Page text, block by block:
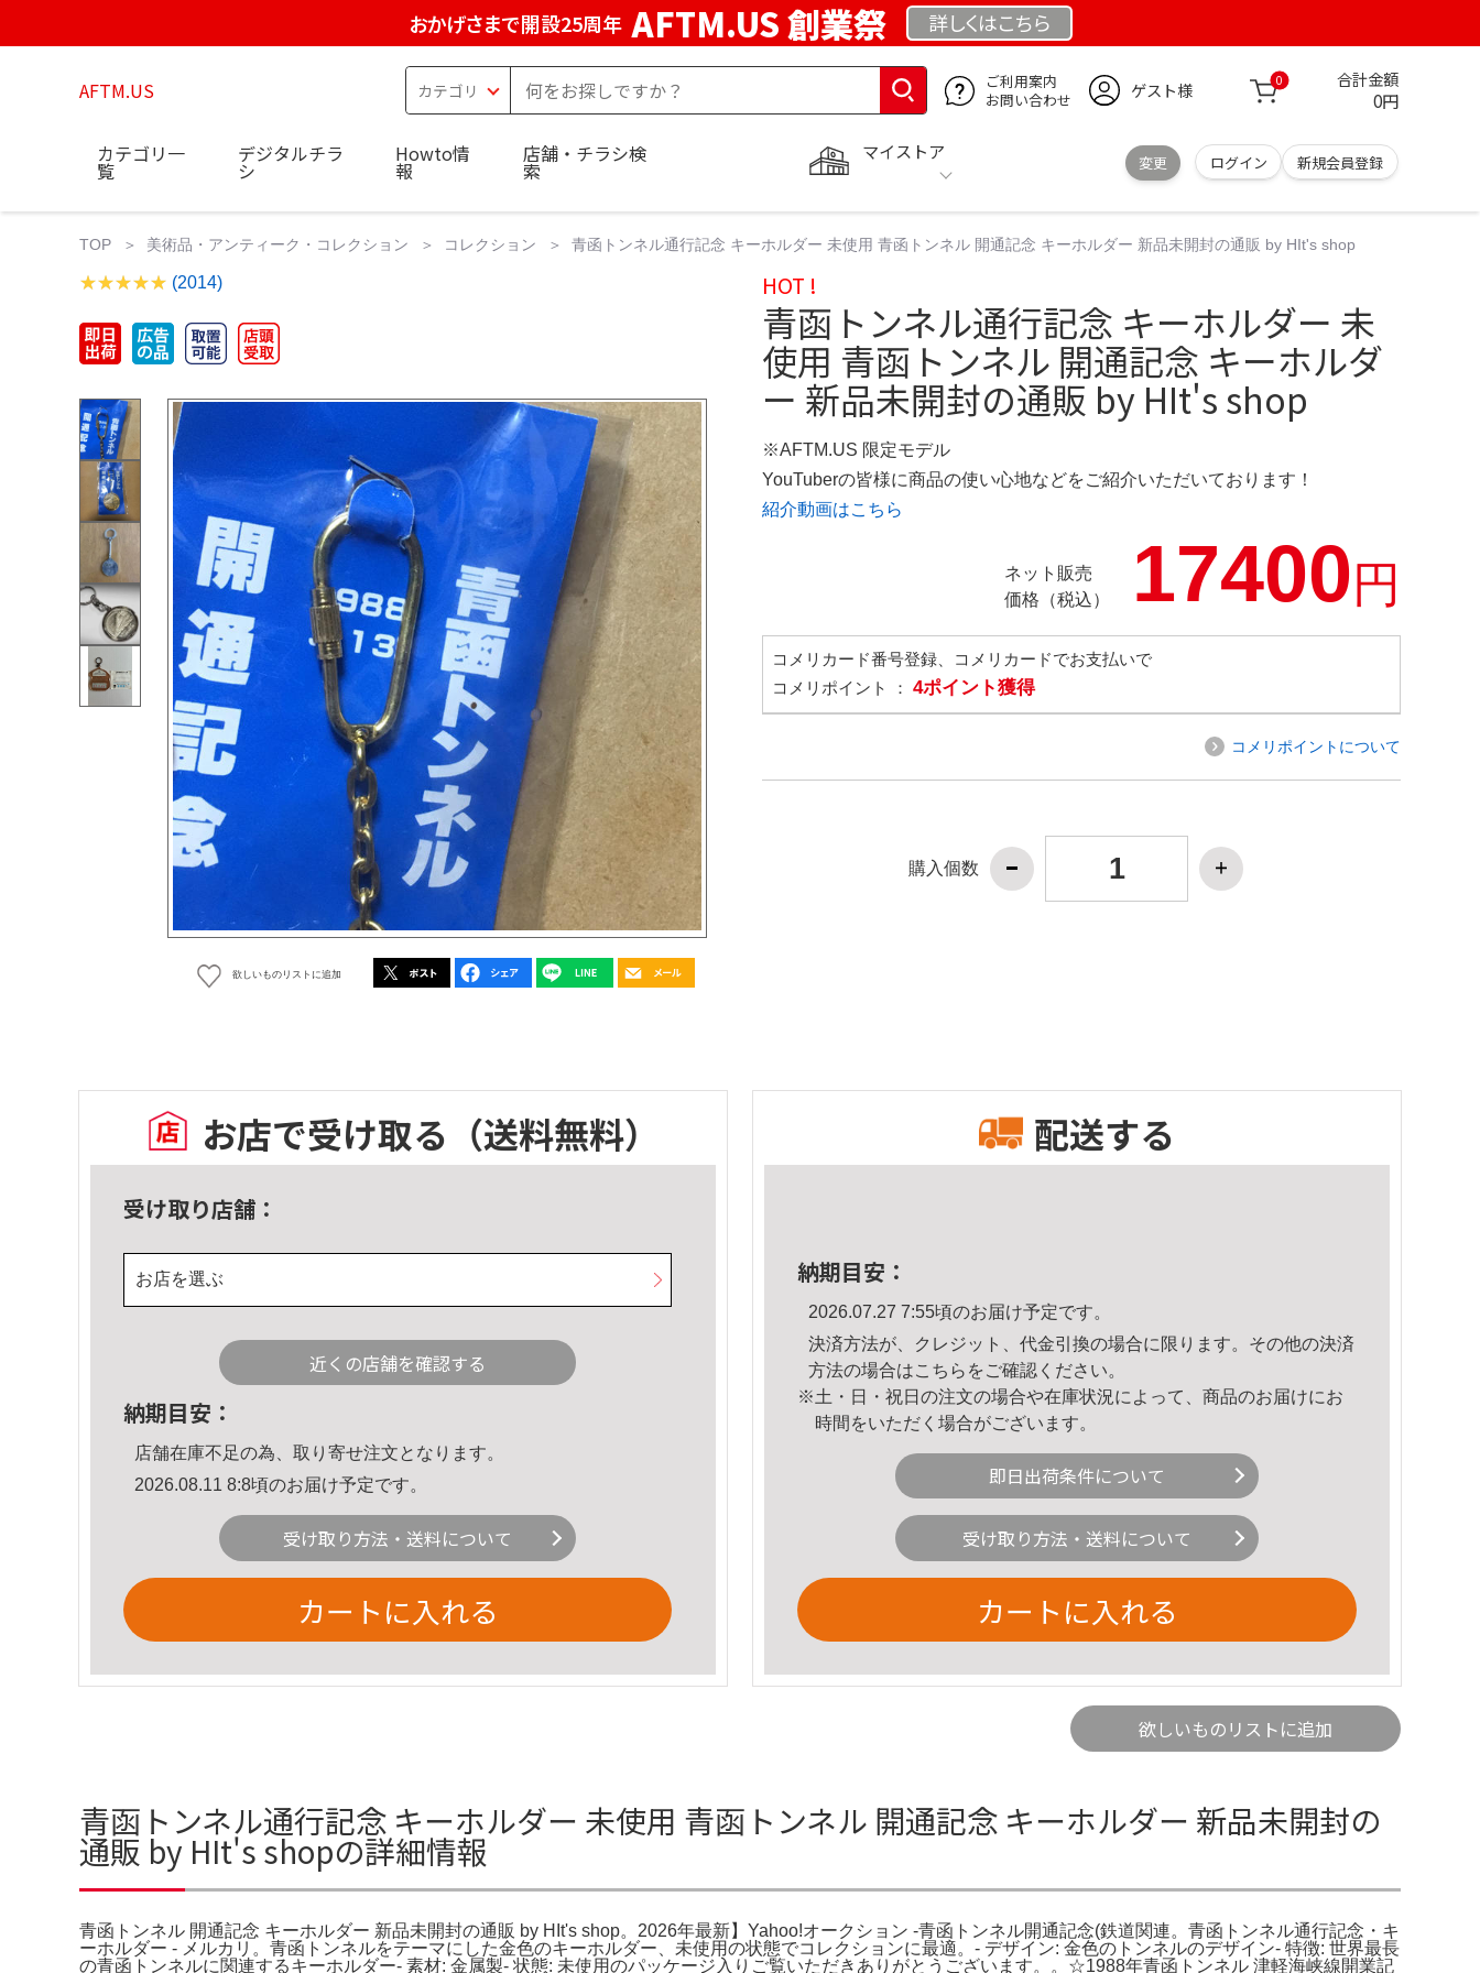
おかげさまで開設25周年 AFTM.US 創業祭 詳しくはこちら
AFTM.US
ご利用案内
お問い合わせ
ゲスト様 0 合計金額
0円
マイストア
変更 ログイン 新規会員登録
カテゴリ一
覧
デジタルチラ
シ
Howto情
報
店舗・チラシ検
索
TOP 美術品・アンティーク・コレクション コレクション 青函トンネル通行記念 キーホルダー 未使用 青函トンネル 開通記念 キーホルダー 新品未開封の通販 by HIt's shop
(2014)
欲しいものリストに追加
HOT !
青函トンネル通行記念 キーホルダー 未
使用 青函トンネル 開通記念 キーホルダ
ー 新品未開封の通販 by HIt's shop
※AFTM.US 限定モデル
YouTuberの皆様に商品の使い心地などをご紹介いただいております！
紹介動画はこちら
ネット販売
価格（税込）
17400円
コメリカード番号登録、コメリカードでお支払いで
コメリポイント ： 4ポイント獲得
コメリポイントについて
購入個数
お店で受け取る （送料無料）
受け取り店舗：
お店を選ぶ
近くの店舗を確認する
納期目安：
店舗在庫不足の為、取り寄せ注文となります。
2026.08.11 8:8頃のお届け予定です。
受け取り方法・送料について
カートに入れる
配送する
納期目安：
2026.07.27 7:55頃のお届け予定です。
決済方法が、クレジット、代金引換の場合に限ります。その他の決済
方法の場合はこちら をご確認ください。
※土・日・祝日の注文の場合や在庫状況によって、商品のお届けにお
時間をいただく場合がございます。
即日出荷条件について
受け取り方法・送料について
カートに入れる
欲しいものリストに追加
青函トンネル通行記念 キーホルダー 未使用 青函トンネル 開通記念 キーホルダー 新品未開封の
通販 by HIt's shopの詳細情報
青函トンネル 開通記念 キーホルダー 新品未開封の通販 by HIt's shop。2026年最新】Yahoo!オークション -青函トンネル開通記念(鉄道関連。青函トンネル通行記念・キ
ーホルダー - メルカリ。青函トンネルをテーマにした金色のキーホルダー、未使用の状態でコレクションに最適。- デザイン: 金色のトンネルのデザイン- 特徴: 世界最長
の青函トンネルに関連するキーホルダー- 素材: 金属製- 状態: 未使用のパッケージ入りご覧いただきありがとうございます。。☆1988年青函トンネル 津軽海峡線開業記